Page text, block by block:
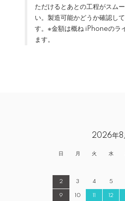
ただけるとあとの工程がスム
い。製造可能かどうか確認し
す。※金額は概ね iPhoneのラ
ます。
2026年8
日 月 火 水
2 3 4 5
9 10 11 12